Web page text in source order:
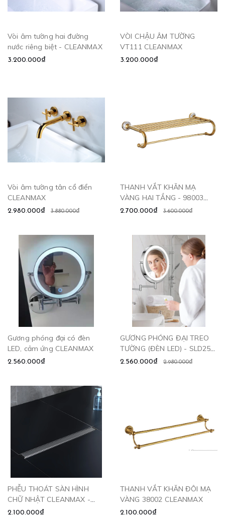
Vòi âm tường hai đường
nước riêng biệt - CLEANMAX
3.200.000₫
VÒI CHẬU ÂM TƯỜNG
VT111 CLEANMAX
3.200.000₫
Vòi âm tường tân cổ điển
CLEANMAX
2.980.000₫ 3.880.000₫
THANH VẮT KHĂN MẠ
VÀNG HAI TẦNG - 98003
CLEANMAX
2.700.000₫ 3.600.000₫
Gương phóng đại có đèn
LED, cảm ứng CLEANMAX
2.560.000₫
GƯƠNG PHÓNG ĐẠI TREO
TƯỜNG (ĐÈN LED) - SLD256
CLEANMAX
2.560.000₫ 2.980.000₫
PHỄU THOÁT SÀN HÌNH
CHỮ NHẬT CLEANMAX -
6010
2.100.000₫
THANH VẮT KHĂN ĐÔI MẠ
VÀNG 38002 CLEANMAX
2.100.000₫